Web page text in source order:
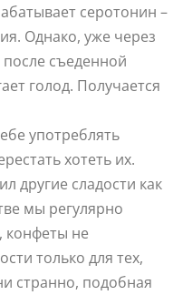
серотонин –
Однако, уже через
съеденной
голод. Получается
употреблять
хотеть их.
другие сладости как
мы регулярно
конфеты не
только для тех,
странно, подобная